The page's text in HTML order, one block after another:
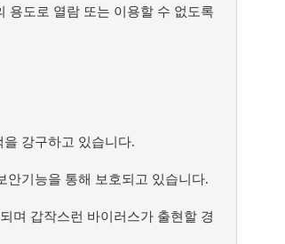
용도로 열람 또는 이용할 수 없도록
강구하고 있습니다.
안기능을 통해 보호되고 있습니다.
며 갑작스런 바이러스가 출현할 경